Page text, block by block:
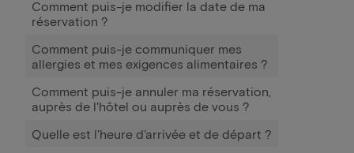
Comment puis-je modifier la date de ma
réservation ?
Comment puis-je communiquer mes
allergies et mes exigences alimentaires ?
Comment puis-je annuler ma réservation,
auprès de l'hôtel ou auprès de vous ?
Quelle est l'heure d'arrivée et de départ ?